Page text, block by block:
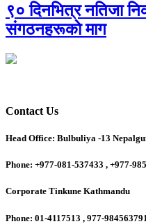
९० दिनभित्र नतिजा
संगठनहरूकाे माग
Contact Us
Head Office: Bulbuliya -13
Phone: +977-081-537433 , +977-
Corporate Tinkune Kathmandu
Phone: 01-4117513 , 977-